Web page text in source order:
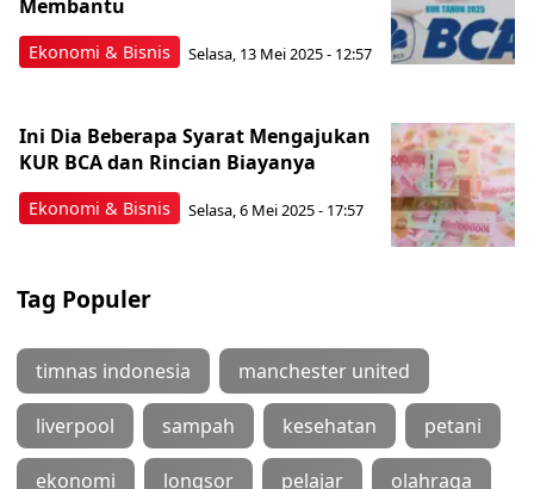
Ekonomi & Bisnis
Membantu
Selasa, 13 Mei 2025 - 12:57
Ekonomi & Bisnis
Ini Dia Beberapa Syarat Mengajukan
KUR BCA dan Rincian Biayanya
Selasa, 6 Mei 2025 - 17:57
Tag Populer
timnas indonesia manchester united
liverpool sampah kesehatan petani
ekonomi longsor pelajar olahraga